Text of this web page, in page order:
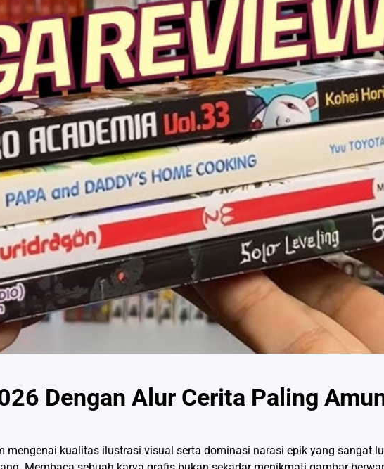
Dengan Alur Cerita Paling
mengenai kualitas ilustrasi visual serta dominasi narasi epik yang sangat